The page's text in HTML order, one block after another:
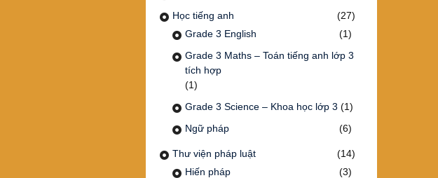
Học tiếng anh
(27)
Grade 3 English
(1)
Grade 3 Maths – Toán tiếng anh lớp 3
tích hợp
(1)
Grade 3 Science – Khoa học lớp 3 (1)
Ngữ pháp
(6)
Thư viện pháp luật
(14)
Hiến pháp
(3)